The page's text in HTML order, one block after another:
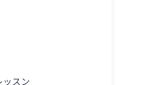
ッスン